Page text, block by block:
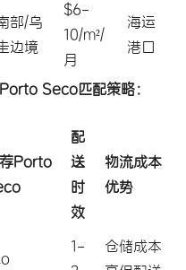
部/乌
边境
$6-
10/m²/
月
海运
港口
Seco匹配策略：
Porto
配
送
时
效
物流成本
优势
1-
仓储成本